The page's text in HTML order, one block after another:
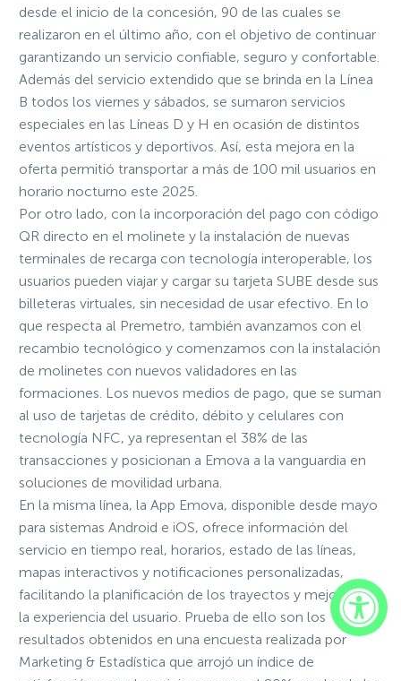
desde el inicio de la concesión, 90 de las cuales se
realizaron en el último año, con el objetivo de continuar
garantizando un servicio confiable, seguro y confortable.
Además del servicio extendido que se brinda en la Línea
B todos los viernes y sábados, se sumaron servicios
especiales en las Líneas D y H en ocasión de distintos
eventos artísticos y deportivos. Así, esta mejora en la
oferta permitió transportar a más de 100 mil usuarios en
horario nocturno este 2025.
Por otro lado, con la incorporación del pago con código
QR directo en el molinete y la instalación de nuevas
terminales de recarga con tecnología interoperable, los
usuarios pueden viajar y cargar su tarjeta SUBE desde sus
billeteras virtuales, sin necesidad de usar efectivo. En lo
que respecta al Premetro, también avanzamos con el
recambio tecnológico y comenzamos con la instalación
de molinetes con nuevos validadores en las
formaciones. Los nuevos medios de pago, que se suman
al uso de tarjetas de crédito, débito y celulares con
tecnología NFC, ya representan el 38% de las
transacciones y posicionan a Emova a la vanguardia en
soluciones de movilidad urbana.
En la misma línea, la App Emova, disponible desde mayo
para sistemas Android e iOS, ofrece información del
servicio en tiempo real, horarios, estado de las líneas,
mapas interactivos y notificaciones personalizadas,
facilitando la planificación de los trayectos y mejorando
la experiencia del usuario. Prueba de ello son los
resultados obtenidos en una encuesta realizada por
Marketing & Estadística que arrojó un índice de